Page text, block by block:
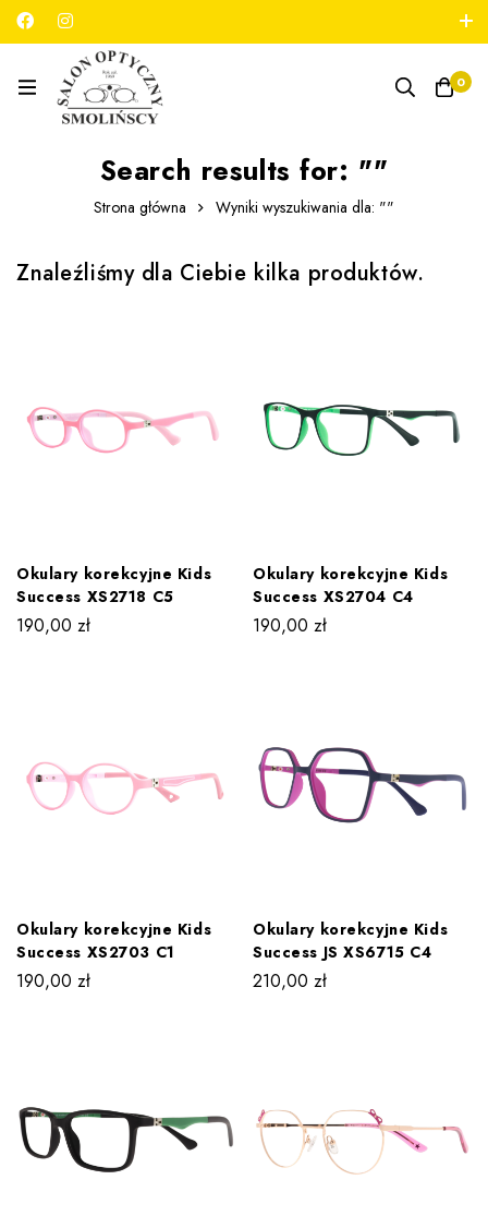
789 180 706
0
Search results for: ""
Strona główna Wyniki wyszukiwania dla: ""
Znaleźliśmy dla Ciebie kilka produktów.
Okulary korekcyjne Kids
Success XS2718 C5
190,00 zł
Okulary korekcyjne Kids
Success XS2704 C4
190,00 zł
Okulary korekcyjne Kids
Success XS2703 C1
190,00 zł
Okulary korekcyjne Kids
Success JS XS6715 C4
210,00 zł